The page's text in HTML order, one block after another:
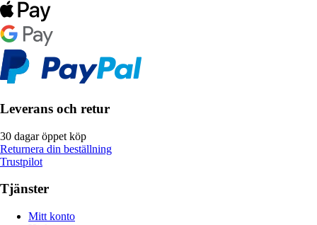
Leverans och retur
30 dagar öppet köp
Returnera din beställning
Trustpilot
Tjänster
Mitt konto